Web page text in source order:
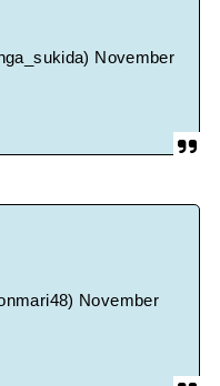
November
November